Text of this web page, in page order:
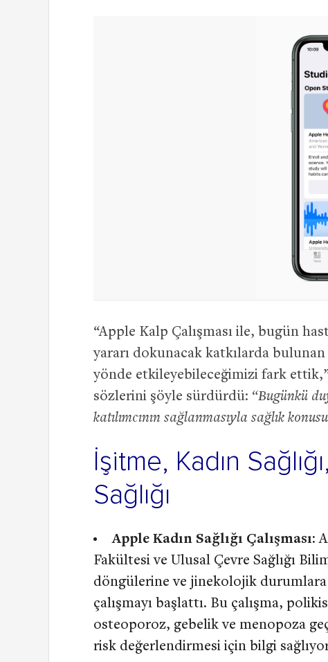
“Apple Kalp Çalışması ile, bugün
yararı dokunacak katkılarda
yönde etkileyebileceğimizi fark
sözlerini şöyle sürdürdü: “Bugünkü
katılımcının sağlanmasıyla sağlık
İşitme, Kadın
Sağlığı
Apple Kadın Sağlığı Çalışması:
Fakültesi ve Ulusal Çevre Sağlığı
döngülerine ve jinekolojik
çalışmayı başlattı. Bu çalışma,
osteoporoz, gebelik ve menopoza
risk değerlendirmesi için bilgi